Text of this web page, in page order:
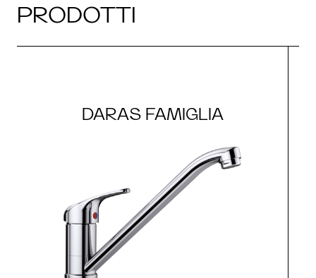
PRODOTTI
DARAS FAMIGLIA